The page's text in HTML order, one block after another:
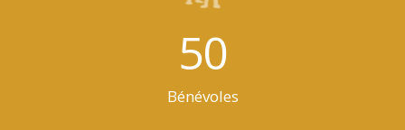
50
Bénévoles